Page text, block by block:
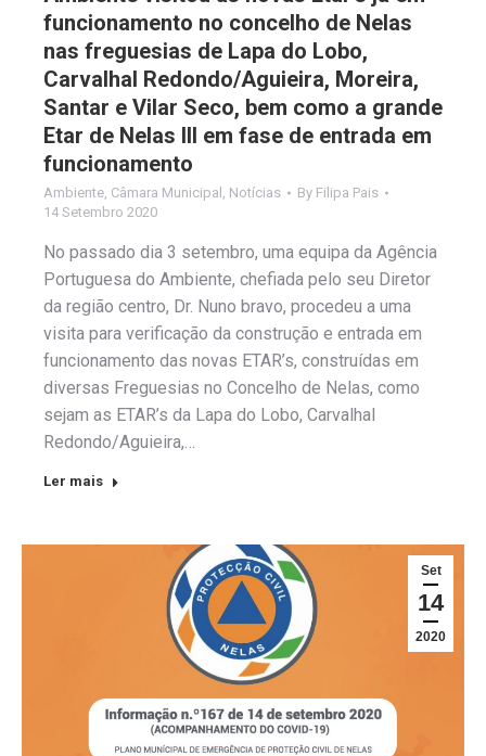
funcionamento no concelho de Nelas
nas freguesias de Lapa do Lobo,
Carvalhal Redondo/Aguieira, Moreira,
Santar e Vilar Seco, bem como a grande
Etar de Nelas III em fase de entrada em
funcionamento
Ambiente Câmara Municipal Notícias By Filipa Pais
14 Setembro 2020
No passado dia 3 setembro, uma equipa da Agência
Portuguesa do Ambiente, chefiada pelo seu Diretor
da região centro, Dr. Nuno bravo, procedeu a uma
visita para verificação da construção e entrada em
funcionamento das novas ETAR’s, construídas em
diversas Freguesias no Concelho de Nelas, como
sejam as ETAR’s da Lapa do Lobo, Carvalhal
Redondo/Aguieira,…
Ler mais
Set
14
2020